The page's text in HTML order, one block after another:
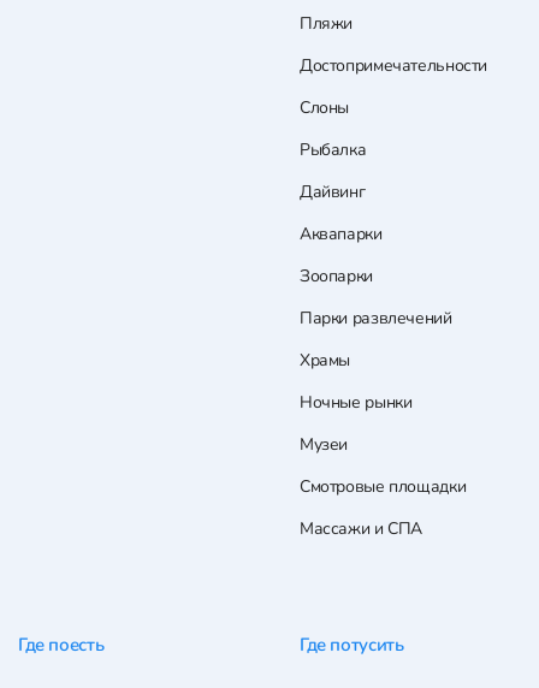
Пляжи
Достопримечательности
Слоны
Рыбалка
Дайвинг
Аквапарки
Зоопарки
Парки развлечений
Храмы
Ночные рынки
Музеи
Смотровые площадки
Массажи и СПА
Где поесть Где потусить